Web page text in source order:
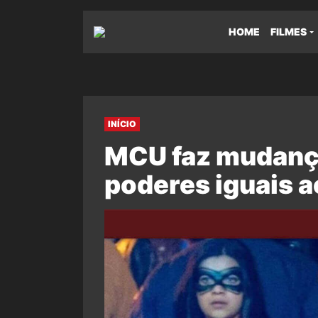
HOME FILMES
INÍCIO
MCU faz
poderes iguais